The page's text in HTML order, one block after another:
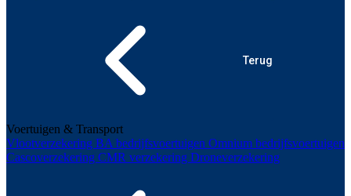
Terug
Voertuigen & Transport
Vlootverzekering BA bedrijfsvoertuigen Omnium bedrijfsvoertuigen
Cascoverzekering CMR verzekering Droneverzekering